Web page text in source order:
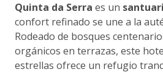
Quinta da Serra es un
confort refinado se une a la
Rodeado de bosques
orgánicos en terrazas, este
estrellas ofrece un refugio